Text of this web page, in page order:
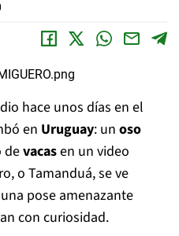
hace unos días en el
en Uruguay: un oso
devacasen un video
o Tamanduá, se ve
pose amenazante
con curiosidad.